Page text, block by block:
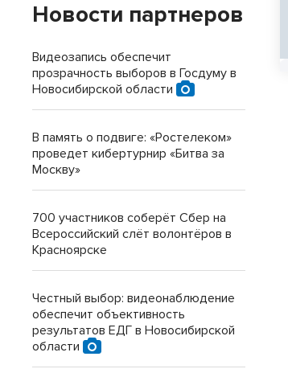
Новости партнеров
Видеозапись обеспечит
прозрачность выборов в Госдуму в
Новосибирской области
В память о подвиге: «Ростелеком»
проведет кибертурнир «Битва за
Москву»
700 участников соберёт Сбер на
Всероссийский слёт волонтёров в
Красноярске
Честный выбор: видеонаблюдение
обеспечит объективность
результатов ЕДГ в Новосибирской
области